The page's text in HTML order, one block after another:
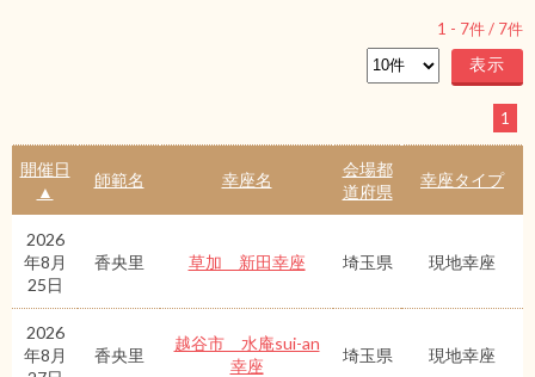
1 - 7件 / 7件
1
開催日
▲
師範名 幸座名
会場都
道府県
幸座タイプ
2026
年8月
25日
香央里 草加 新田幸座 埼玉県 現地幸座
2026
年8月
香央里
越谷市 水庵sui-an
幸座
埼玉県 現地幸座